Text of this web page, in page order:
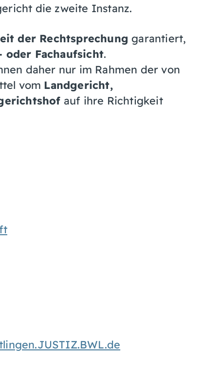
die zweite Instanz.
der Rechtsprechung garantiert,
oder Fachaufsicht.
daher nur im Rahmen der von
vom Landgericht,
auf ihre Richtigkeit